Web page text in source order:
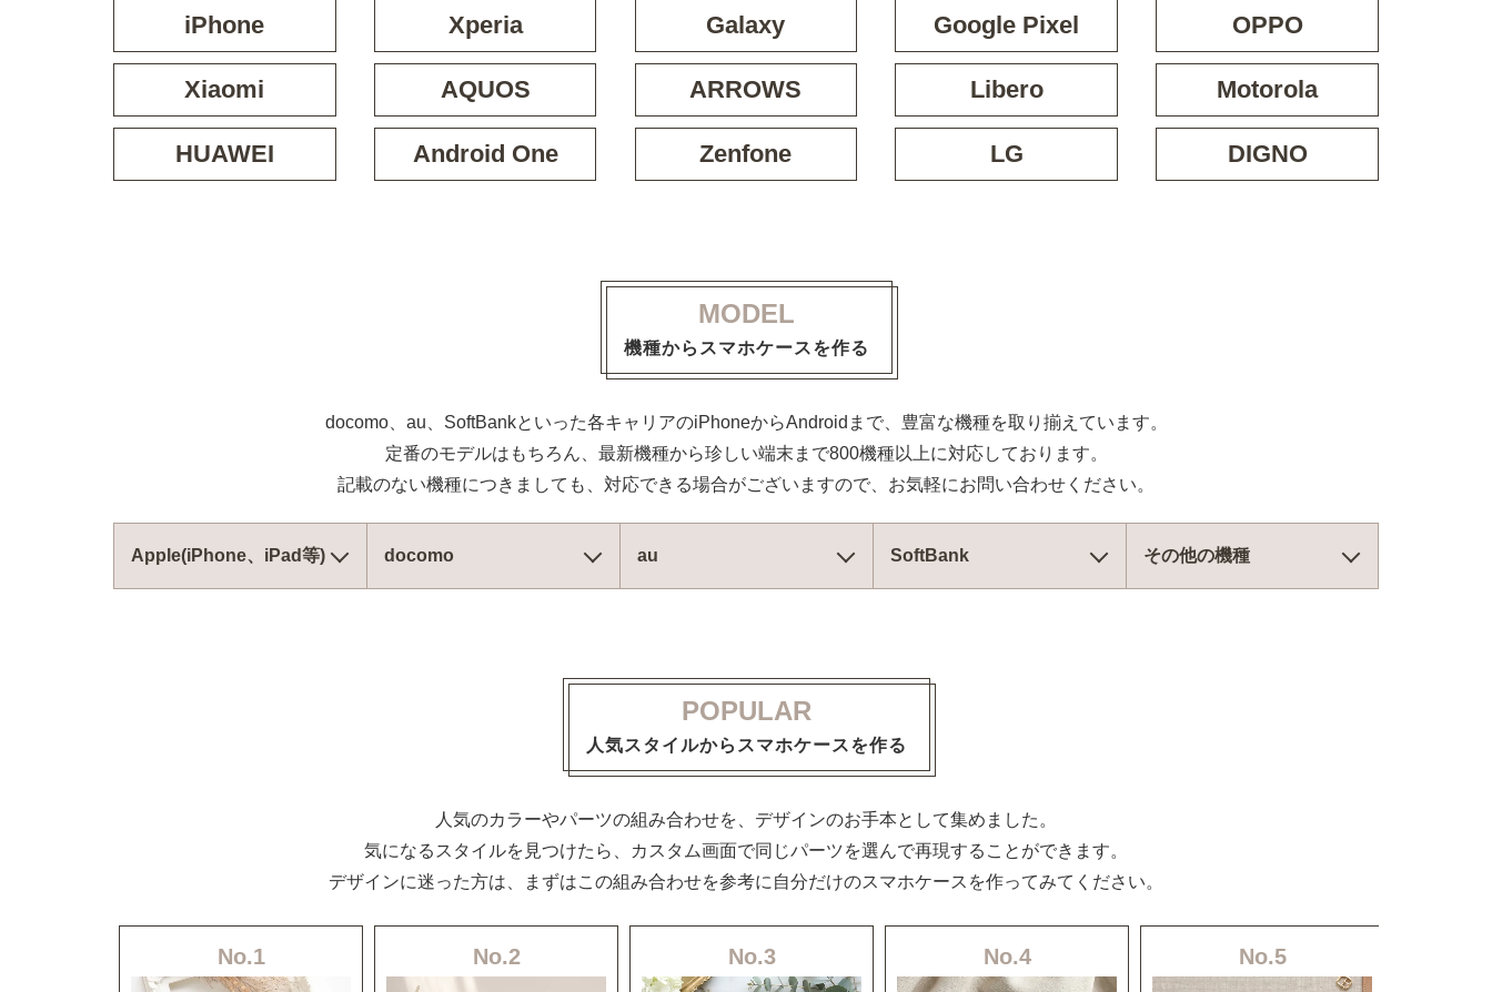
iPhone Xperia Galaxy Google Pixel OPPO
Xiaomi AQUOS ARROWS Libero Motorola
HUAWEI Android One Zenfone LG DIGNO
MODEL
機種からスマホケースを作る
docomo、au、SoftBankといった各キャリアのiPhoneからAndroidまで、豊富な機種を取り揃えています。
定番のモデルはもちろん、最新機種から珍しい端末まで800機種以上に対応しております。
記載のない機種につきましても、対応できる場合がございますので、お気軽にお問い合わせください。
Apple(iPhone、iPad等) docomo au SoftBank その他の機種
POPULAR
人気スタイルからスマホケースを作る
人気のカラーやパーツの組み合わせを、デザインのお手本として集めました。
気になるスタイルを見つけたら、カスタム画面で同じパーツを選んで再現することができます。
デザインに迷った方は、まずはこの組み合わせを参考に自分だけのスマホケースを作ってみてください。
No.1 No.2 No.3 No.4 No.5